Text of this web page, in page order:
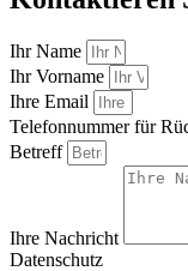
Ihr Name
Ihr Vorname
Ihre Email
Telefonnummer für
Betreff
Ihre Nachricht
Datenschutz